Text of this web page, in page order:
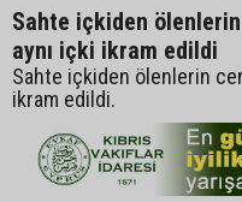
Sahte içkiden
aynı içki ikram edildi
Sahte içkiden ölenlerin
ikram edildi.